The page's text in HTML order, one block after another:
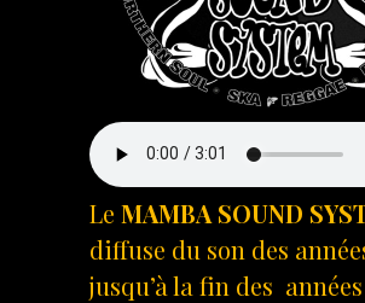
Le MAMBA SOUND
diffuse du son des
jusqu’à la fin des